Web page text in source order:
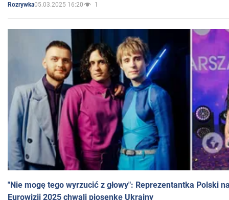
Rozrywka05.03.2025 16:20 1
"Nie mogę tego wyrzucić z głowy": Reprezentantka Polski
Eurowizji 2025 chwali piosenkę Ukrainy